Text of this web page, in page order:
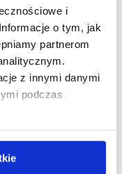
i
o tym, jak
partnerom
z innymi danymi
podczas